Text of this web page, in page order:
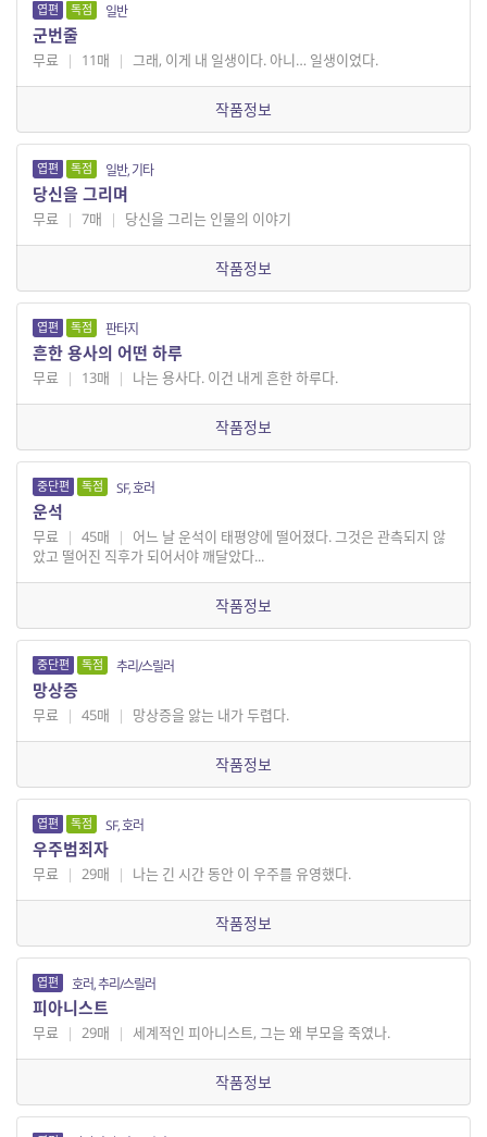
엽편 독점 일반
군번줄
무료 | 11매 | 그래, 이게 내 일생이다. 아니… 일생이었다.
작품정보
엽편 독점 일반, 기타
당신을 그리며
무료 | 7매 | 당신을 그리는 인물의 이야기
작품정보
엽편 독점 판타지
흔한 용사의 어떤 하루
무료 | 13매 | 나는 용사다. 이건 내게 흔한 하루다.
작품정보
중단편 독점 SF, 호러
운석
무료 | 45매 |
어느 날 운석이 태평양에 떨어졌다. 그것은 관측되지 않
았고 떨어진 직후가 되어서야 깨달았다...
작품정보
중단편 독점 추리/스릴러
망상증
무료 | 45매 | 망상증을 앓는 내가 두렵다.
작품정보
엽편 독점 SF, 호러
우주범죄자
무료 | 29매 | 나는 긴 시간 동안 이 우주를 유영했다.
작품정보
엽편 호러, 추리/스릴러
피아니스트
무료 | 29매 | 세계적인 피아니스트, 그는 왜 부모을 죽였나.
작품정보